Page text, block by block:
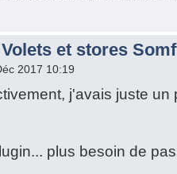
et stores
2017 10:19
j'avais juste
plus besoin de